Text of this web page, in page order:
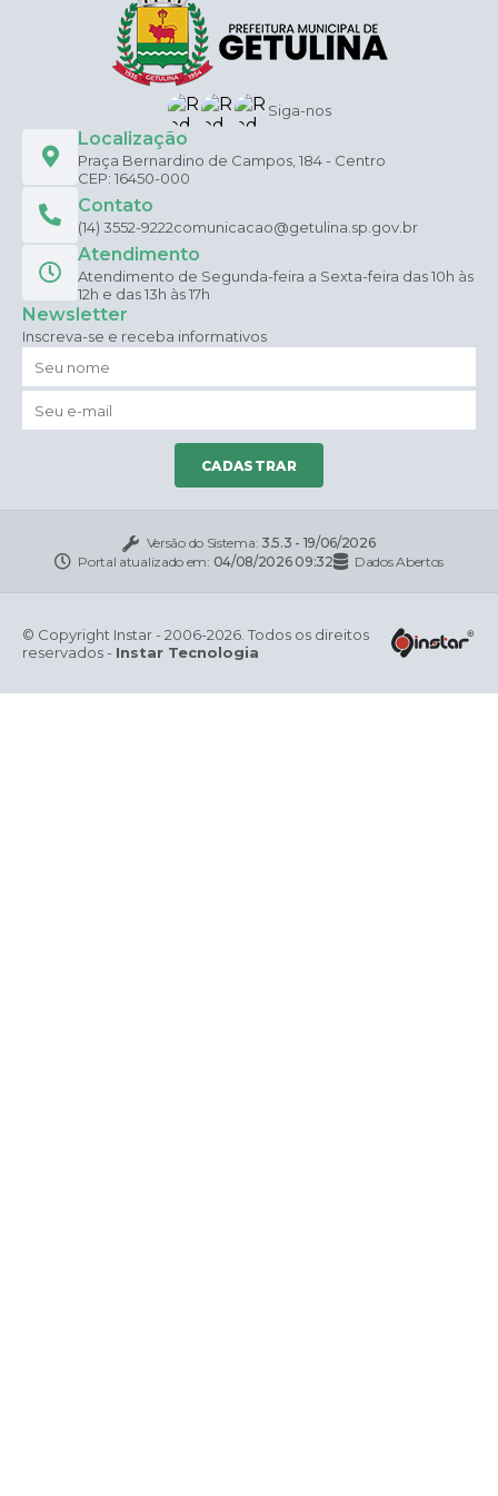
99749-9077, de segunda a sexta feira, das 09h às 18h.
Siga-nos
Localização
Praça Bernardino de Campos, 184 - Centro
CEP: 16450-000
Contato
(14) 3552-9222comunicacao@getulina.sp.gov.br
Atendimento
Atendimento de Segunda-feira a Sexta-feira das 10h às
12h e das 13h às 17h
Newsletter
Inscreva-se e receba informativos
CADASTRAR
Versão do Sistema: 3.5.3 - 19/06/2026
Portal atualizado em: 04/08/2026 09:32 Dados Abertos
© Copyright Instar - 2006-2026. Todos os direitos
reservados - Instar Tecnologia